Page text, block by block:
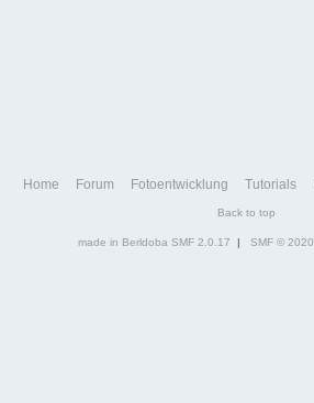
Home Forum Fotoentwicklung Tutorials
Back to top
made in Berldoba SMF 2.0.17 | SMF © 2020